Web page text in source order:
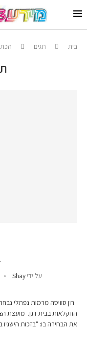
בית תגים
על ידיShay
רון סוויסה מרמות נפתלי
החקלאות בבית דגן. מועצת
את הבחירה בו: "בזכות הישגיו